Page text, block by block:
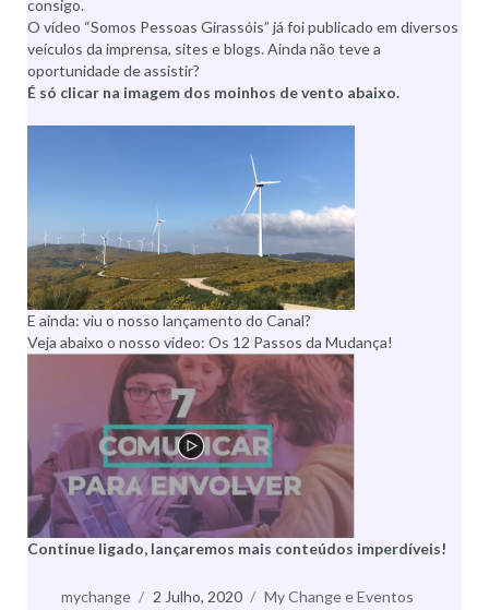
consigo.
O vídeo “Somos Pessoas Girassóis” já foi publicado em diversos
veículos da imprensa, sites e blogs. Ainda não teve a
oportunidade de assistir?
É só clicar na imagem dos moinhos de vento abaixo.
E ainda: viu o nosso lançamento do Canal?
Veja abaixo o nosso vídeo: Os 12 Passos da Mudança!
Continue ligado, lançaremos mais conteúdos imperdíveis!
Autor
mychange
Publicado
2 Julho, 2020 Categorias
My Change e Eventos